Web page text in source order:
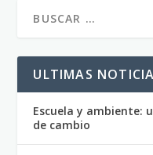
ULTIMAS
Escuela y ambiente:
de cambio